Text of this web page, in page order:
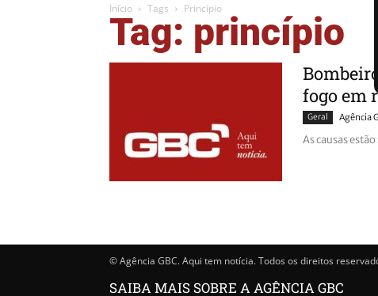
Início Tags Princípio
Tag: princípio
fogo em
Geral Agência
As causas
© Agência GBC. Aqui tem notícia. Todos os direitos
SAIBA MAIS SOBRE A AGÊNCIA GBC